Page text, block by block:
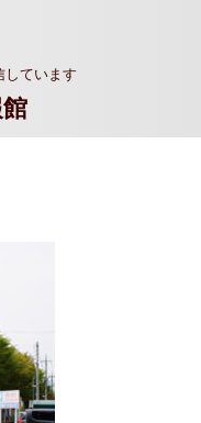
しています